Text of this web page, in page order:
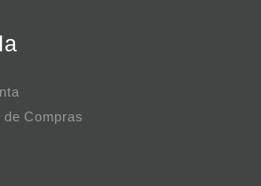
de Compras